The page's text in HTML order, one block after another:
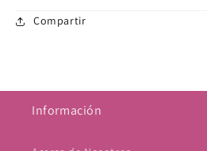
Compartir
Información